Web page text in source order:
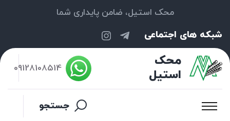
محک استیل، ضامن پایداری شما
شبکه های اجتماعی
محک
استیل
09128108514
جستجو